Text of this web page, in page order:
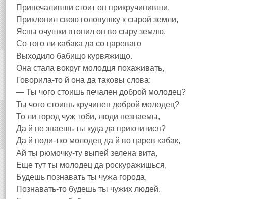
Припечаливши стоит он прикручинивши,
Приклонил свою головушку к сырой земли,
Ясны очушки втопил он во сыру землю.
Со того ли кабака да со цареваго
Выходило бабищо курвяжищо.
Она стала вокруг молодця похаживать,
Говорила-то й она да таковы слова:
— Ты чого стоишь печален доброй молодец?
Ты чого стоишь кручинен доброй молодец?
То ли город чуж тоби, люди незнаемы,
Да й не знаешь ты куда да приютитися?
Да й поди-тко молодец да й во царев кабак,
Ай ты рюмочку-ту выпей зелена вита,
Еще тут ты молодец да роскуражишься,
Будешь познавать ты чужа города,
Познавать-то будешь ты чужих людей.